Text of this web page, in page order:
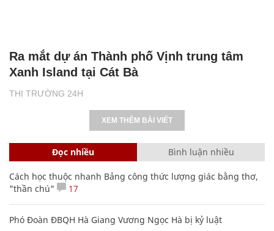
THỊ TRƯỜNG 24H
Ra mắt dự án Thành phố Vịnh trung tâm
Xanh Island tại Cát Bà
XEM THÊM BÀI VIẾT
Đọc nhiều Bình luận nhiều
Cách học thuộc nhanh Bảng công thức lượng giác bằng thơ,
"thần chú"
17
Phó Đoàn ĐBQH Hà Giang Vương Ngọc Hà bị kỷ luật